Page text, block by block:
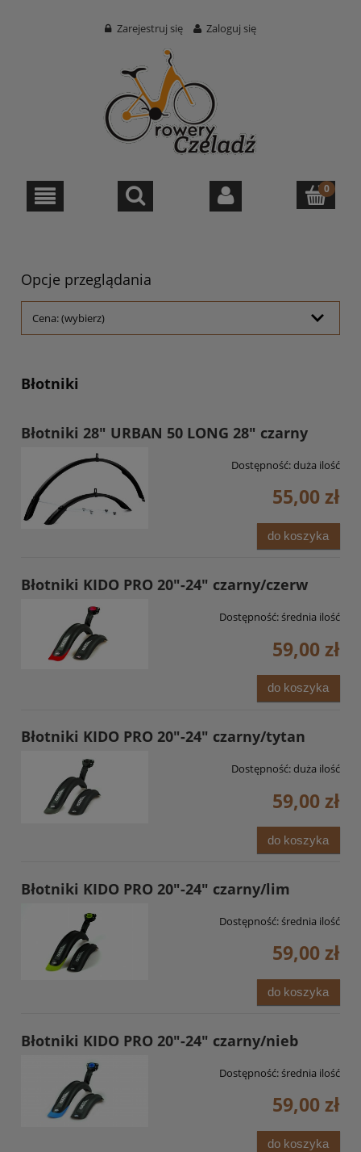
Zarejestruj się Zaloguj się
Opcje przeglądania
Cena: (wybierz)
Błotniki
Błotniki 28" URBAN 50 LONG 28" czarny
Dostępność:duża ilość
55,00 zł
do koszyka
Błotniki KIDO PRO 20"-24" czarny/czerw
Dostępność:średnia ilość
59,00 zł
do koszyka
Błotniki KIDO PRO 20"-24" czarny/tytan
Dostępność:duża ilość
59,00 zł
do koszyka
Błotniki KIDO PRO 20"-24" czarny/lim
Dostępność:średnia ilość
59,00 zł
do koszyka
Błotniki KIDO PRO 20"-24" czarny/nieb
Dostępność:średnia ilość
59,00 zł
do koszyka